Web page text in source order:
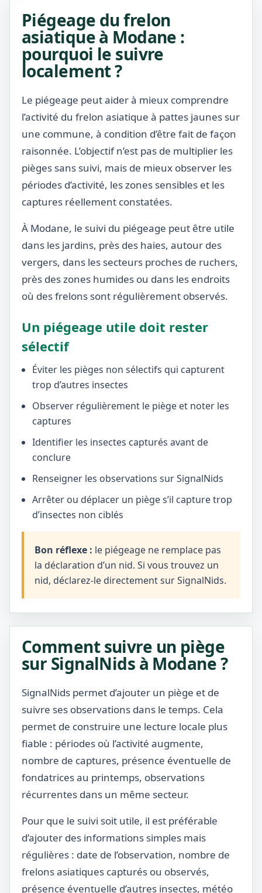
Piégeage du frelon
asiatique à Modane :
pourquoi le suivre
localement ?
Le piégeage peut aider à mieux comprendre
l’activité du frelon asiatique à pattes jaunes sur
une commune, à condition d’être fait de façon
raisonnée. L’objectif n’est pas de multiplier les
pièges sans suivi, mais de mieux observer les
périodes d’activité, les zones sensibles et les
captures réellement constatées.
À Modane, le suivi du piégeage peut être utile
dans les jardins, près des haies, autour des
vergers, dans les secteurs proches de ruchers,
près des zones humides ou dans les endroits
où des frelons sont régulièrement observés.
Un piégeage utile doit rester
sélectif
Éviter les pièges non sélectifs qui capturent
trop d’autres insectes
Observer régulièrement le piège et noter les
captures
Identifier les insectes capturés avant de
conclure
Renseigner les observations sur SignalNids
Arrêter ou déplacer un piège s’il capture trop
d’insectes non ciblés
Bon réflexe : le piégeage ne remplace pas
la déclaration d’un nid. Si vous trouvez un
nid, déclarez-le directement sur SignalNids.
Comment suivre un piège
sur SignalNids à Modane ?
SignalNids permet d’ajouter un piège et de
suivre ses observations dans le temps. Cela
permet de construire une lecture locale plus
fiable : périodes où l’activité augmente,
nombre de captures, présence éventuelle de
fondatrices au printemps, observations
récurrentes dans un même secteur.
Pour que le suivi soit utile, il est préférable
d’ajouter des informations simples mais
régulières : date de l’observation, nombre de
frelons asiatiques capturés ou observés,
présence éventuelle d’autres insectes, météo